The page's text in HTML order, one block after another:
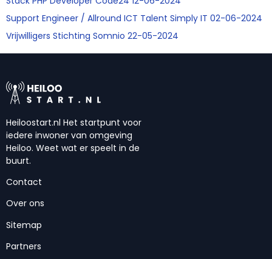
Support Engineer / Allround ICT Talent Simply IT 02-06-2024
Vrijwilligers Stichting Somnio 22-05-2024
Heiloostart.nl Het startpunt voor
iedere inwoner van omgeving
Heiloo. Weet wat er speelt in de
buurt.
Contact
Over ons
Sitemap
Partners